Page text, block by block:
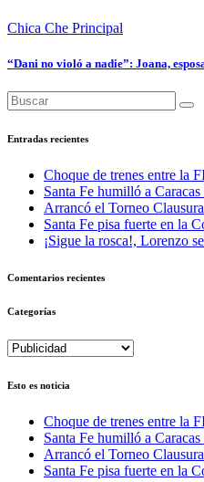
Chica Che Principal
“Dani no violó a nadie”: Joana,
Entradas recientes
Choque de trenes entre la
Santa Fe humilló a Caracas
Arrancó el Torneo
Santa Fe pisa fuerte en la
¡Sigue la rosca!, Lorenzo
Comentarios recientes
Categorías
Categorías
Esto es noticia
Choque de trenes entre la
Santa Fe humilló a Caracas
Arrancó el Torneo
Santa Fe pisa fuerte en la